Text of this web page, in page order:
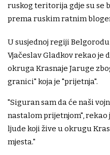
ruskog teritorija gdje su se
prema ruskim ratnim
U susjednoj regiji
Vjačeslav Gladkov rekao je
okruga Krasnaje Jaruge
granici" koja je "prijetnja".
"Siguran sam da će naši
nastalom prijetnjom", rekao
ljude koji žive u okrugu
mjesta."